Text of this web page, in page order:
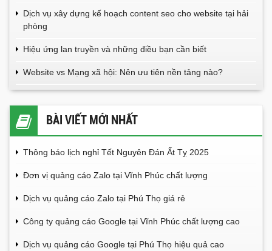
Dịch vụ xây dựng kế hoạch content seo cho website tại hải
phòng
Hiệu ứng lan truyền và những điều bạn cần biết
Website vs Mạng xã hội: Nên ưu tiên nền tảng nào?
BÀI VIẾT MỚI NHẤT
Thông báo lịch nghỉ Tết Nguyên Đán Ất Tỵ 2025
Đơn vị quảng cáo Zalo tại Vĩnh Phúc chất lượng
Dịch vụ quảng cáo Zalo tại Phú Thọ giá rẻ
Công ty quảng cáo Google tại Vĩnh Phúc chất lượng cao
Dịch vụ quảng cáo Google tại Phú Thọ hiệu quả cao